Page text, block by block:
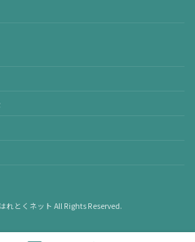
れとくネット All Rights Reserved.